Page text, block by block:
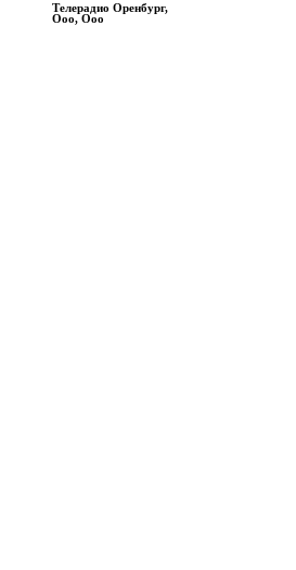
Телерадио Оренбург,
Ооо, Ооо